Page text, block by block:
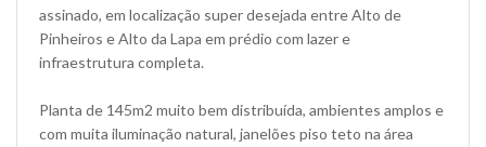
assinado, em localização super desejada entre Alto de
Pinheiros e Alto da Lapa em prédio com lazer e
infraestrutura completa.
Planta de 145m2 muito bem distribuída, ambientes amplos e
com muita iluminação natural, janelões piso teto na área